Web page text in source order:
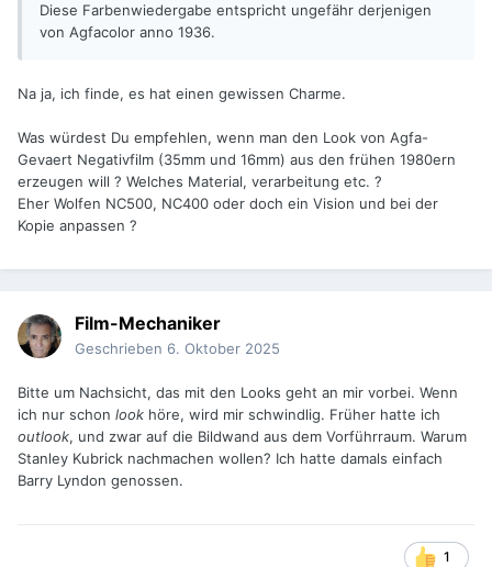
Diese Farbenwiedergabe entspricht ungefähr derjenigen
von Agfacolor anno 1936.
Na ja, ich finde, es hat einen gewissen Charme.
Was würdest Du empfehlen, wenn man den Look von Agfa-
Gevaert Negativfilm (35mm und 16mm) aus den frühen 1980ern
erzeugen will ? Welches Material, verarbeitung etc. ?
Eher Wolfen NC500, NC400 oder doch ein Vision und bei der
Kopie anpassen ?
Film-Mechaniker
Geschrieben 6. Oktober 2025
Bitte um Nachsicht, das mit den Looks geht an mir vorbei. Wenn
ich nur schon look höre, wird mir schwindlig. Früher hatte ich
outlook, und zwar auf die Bildwand aus dem Vorführraum. Warum
Stanley Kubrick nachmachen wollen? Ich hatte damals einfach
Barry Lyndon genossen.
1